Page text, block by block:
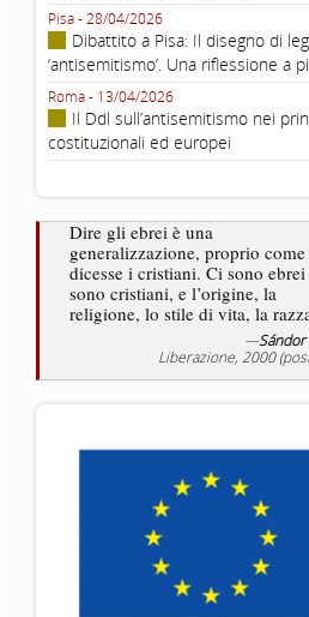
Pisa - 28/04/2026
Dibattito a Pisa: Il disegno di
‘antisemitismo’. Una riflessione a
Roma - 13/04/2026
Il Ddl sull’antisemitismo nei
costituzionali ed europei
Dire gli ebrei è una
generalizzazione, proprio come
dicesse i cristiani. Ci sono
sono cristiani, e l’origine, la
religione, lo stile di vita, la
sicuro comportano tanti tratti...
—Sándor
Liberazione, 2000